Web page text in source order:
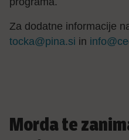
Za dodatne informacije
tocka@pina.si in
Morda te